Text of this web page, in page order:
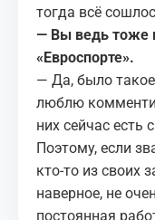
тогда всё
— Вы ведь тоже
«Евроспорте».
— Да, было
люблю
них сейчас есть
Поэтому, если
кто-то из своих
наверное, не
постоянная